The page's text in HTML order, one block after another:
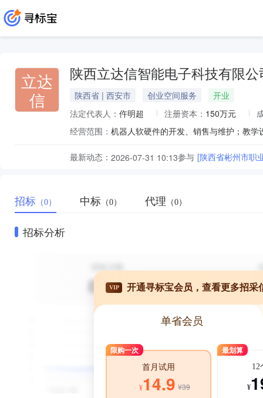
立达
信
陕西立达信智能电子科技有限公
陕西省 | 西安市 创业空间服务
开业
法定代表人： 仵明超 注册资本： 150万元
经营范围：
最新动态： 2026-07-31 10:13参与 [陕西省彬州市职
招标 （0） 中标 （0） 代理 （0）
招标分析
VIP 开通寻标宝会员，查看更多招采
单省会员
限购一次
首月试用
¥14.9 ¥39
最划算
12
¥